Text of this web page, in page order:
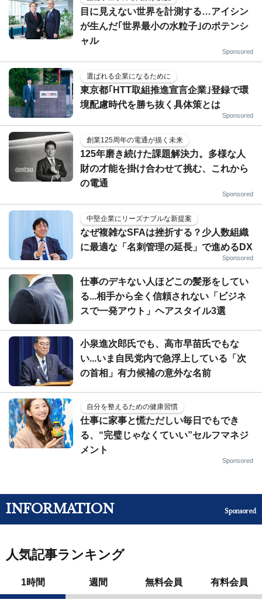
目に見えない世界を計測する…アイシン
が生んだ｢世界最小の水粒子｣のポテンシ
ャル
Sponsored
選ばれる企業になるために
東京都｢HTT取組推進宣言企業｣登録で環
境配慮時代を勝ち抜く具体策とは
Sponsored
創業125周年の電通が描く未来
125年磨き続けた課題解決力。多様な人
財の才能を掛け合わせて挑む、これから
の電通
Sponsored
中堅企業にリーズナブルな新提案
なぜ複雑なSFAは挫折する？少人数組織
に最適な「名刺管理の延長」で進めるDX
Sponsored
仕事のデキない人ほどこの髪形をしてい
る...相手から全く信頼されない「ビジネ
スで一発アウト」ヘアスタイル3選
小泉進次郎氏でも、高市早苗氏でもな
い...いま自民党内で急浮上している「次
の首相」有力候補の意外な名前
自分を整えるための健康習慣
仕事に家事と慌ただしい毎日でもでき
る、“完璧じゃなくていい”セルフマネジ
メント
Sponsored
INFORMATION Sponsored
人気記事ランキング
1時間 週間 無料会員 有料会員